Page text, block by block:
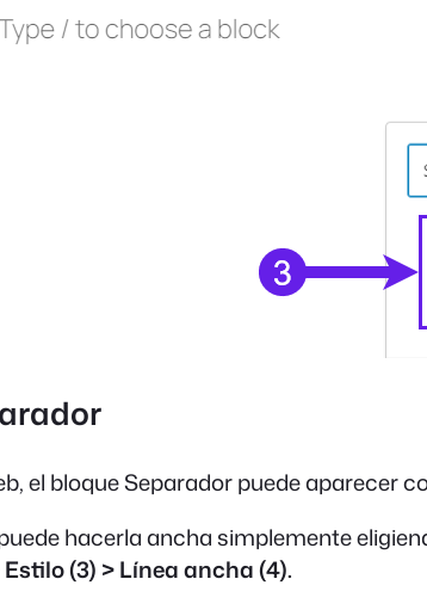
el bloque Separador puede aparecer
hacerla ancha simplemente
(3) > Línea ancha (4).